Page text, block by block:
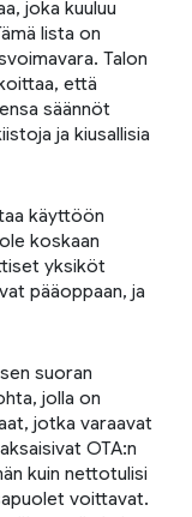
joka kuuluu
lista on
Talon
että
säännöt
ja kiusallisia
käyttöön
koskaan
yksiköt
pääoppaan, ja
suoran
jolla on
jotka varaavat
OTA:n
kuin nettotulisi
voittavat.